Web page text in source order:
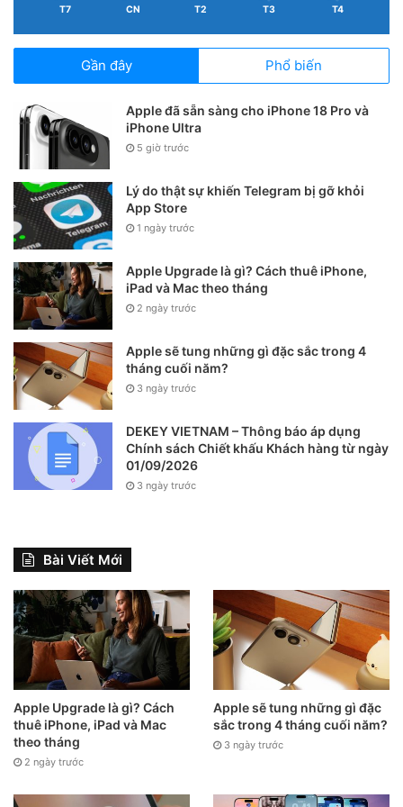
một tập thể mạnh mẽ hơn.
“One Team – One Goal”
không chỉ là thông điệp của
chương trình, mà còn là lời khẳng định cho hành trình mà
toàn thể
đang cùng nhau viết tiếp. Bởi phía sau mỗi
thành tựu là sự đồng lòng của cả tập thể, và phía trước sẽ
luôn là những mục tiêu lớn hơn đang chờ chúng ta cùng
chinh phục.
T7 CN T2 T3 T4
Gần đây Phổ biến
Apple đã sẵn sàng cho iPhone 18 Pro và
iPhone Ultra
5 giờ trước
Lý do thật sự khiến Telegram bị gỡ khỏi
App Store
1 ngày trước
Apple Upgrade là gì? Cách thuê iPhone,
iPad và Mac theo tháng
2 ngày trước
Apple sẽ tung những gì đặc sắc trong 4
tháng cuối năm?
3 ngày trước
DEKEY VIETNAM – Thông báo áp dụng
Chính sách Chiết khấu Khách hàng từ ngày
01/09/2026
3 ngày trước
Bài Viết Mới
Apple Upgrade là gì? Cách
thuê iPhone, iPad và Mac
theo tháng
2 ngày trước
Apple sẽ tung những gì đặc
sắc trong 4 tháng cuối năm?
3 ngày trước